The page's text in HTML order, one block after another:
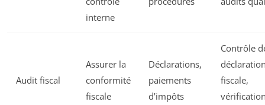
interne
Audit fiscal
Assurer la
conformité
fiscale
Déclarations,
paiements
d’impôts
Contrôle
fiscale,